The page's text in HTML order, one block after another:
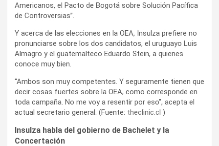
Americanos, el Pacto de Bogotá sobre Solución Pacífica
de Controversias”.
Y acerca de las elecciones en la OEA, Insulza prefiere no
pronunciarse sobre los dos candidatos, el uruguayo Luis
Almagro y el guatemalteco Eduardo Stein, a quienes
conoce muy bien.
“Ambos son muy competentes. Y seguramente tienen que
decir cosas fuertes sobre la OEA, como corresponde en
toda campaña. No me voy a resentir por eso”, acepta el
actual secretario general. (Fuente: theclinic.cl )
Insulza habla del gobierno de Bachelet y la
Concertación